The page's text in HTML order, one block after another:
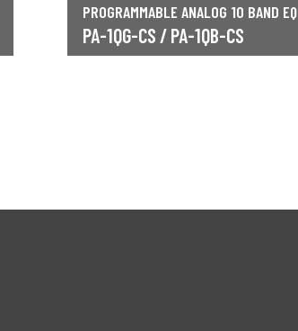
PROGRAMMABLE ANALOG 10 BAND EQ
PA-1QG-CS / PA-1QB-CS